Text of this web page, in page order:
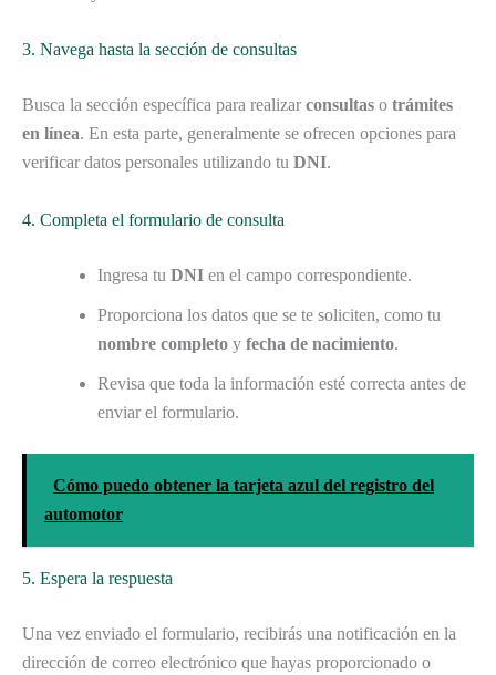
3. Navega hasta la sección de consultas
Busca la sección específica para realizar consultas o trámites
en línea. En esta parte, generalmente se ofrecen opciones para
verificar datos personales utilizando tu DNI.
4. Completa el formulario de consulta
Ingresa tu DNI en el campo correspondiente.
Proporciona los datos que se te soliciten, como tu
nombre completo y fecha de nacimiento.
Revisa que toda la información esté correcta antes de
enviar el formulario.
Cómo puedo obtener la tarjeta azul del registro del
automotor
5. Espera la respuesta
Una vez enviado el formulario, recibirás una notificación en la
dirección de correo electrónico que hayas proporcionado o